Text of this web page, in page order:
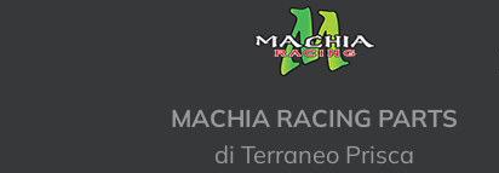
MACHIA RACING PARTS
di Terraneo Prisca